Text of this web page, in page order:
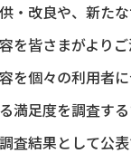
・改良や、新た
を皆さまがより
を個々の利用者
満足度を調査す
査結果として公